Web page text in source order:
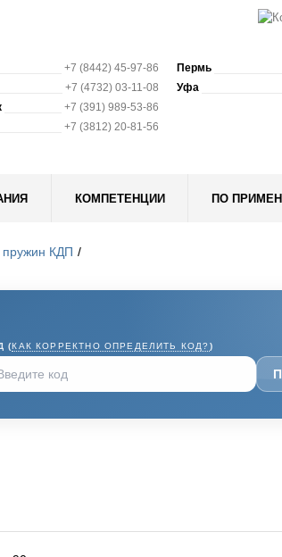
+7 (8442) 45-97-86
+7 (4732) 03-11-08
+7 (391) 989-53-86
+7 (3812) 20-81-56
Пермь
Уфа
КОМПЕТЕНЦИИ ПО
пружин КДП
(КАК КОРРЕКТНО ОПРЕДЕЛИТЬ КОД? )